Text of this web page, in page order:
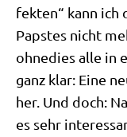
fek­ten“ kann ich
Pap­stes nicht
ohne­dies alle in
ganz klar: Eine
her. Und doch:
es sehr